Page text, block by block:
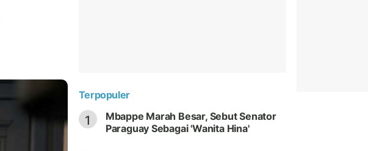
Terpopuler
1
Mbappe Marah Besar, Sebut Senator
Paraguay Sebagai 'Wanita Hina'